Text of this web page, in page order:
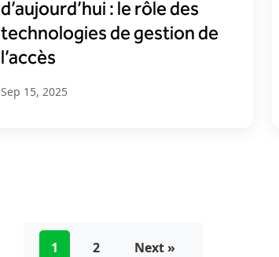
d’aujourd’hui : le rôle des
technologies de gestion de
l’accès
Sep 15, 2025
1 2 Next »